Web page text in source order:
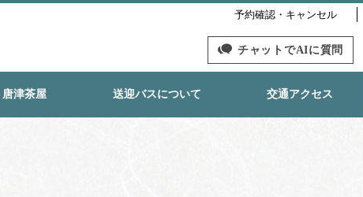
予約確認・キャンセル
チャットでAIに質問
唐津茶屋 送迎バスについて 交通アクセス